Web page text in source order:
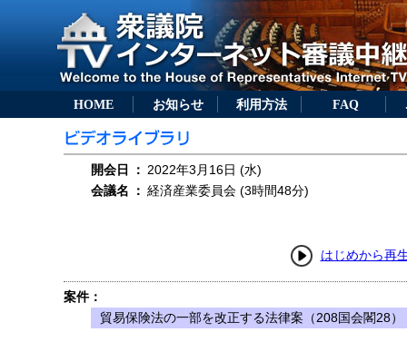
HOME お知らせ 利用方法 FAQ
開会日 ： 2022年3月16日 (水)
会議名
： 経済産業委員会 (3時間48分)
はじめから再
案件：
貿易保険法の一部を改正する法律案（208国会閣28）